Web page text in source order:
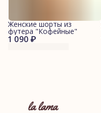
1 090 ₽
Женские шорты из
футера "Кофейные"